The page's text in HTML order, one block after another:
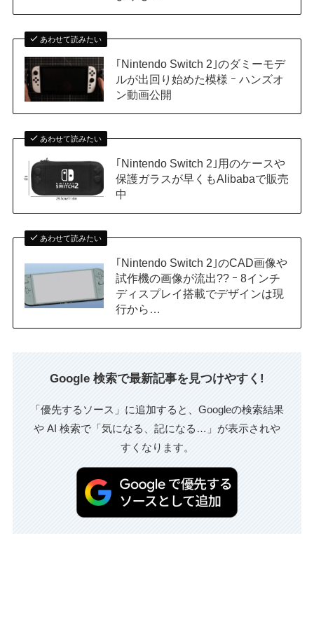
あわせて読みたい
｢Nintendo Switch 2｣のダミーモデ
ルが出回り始めた模様 ｰ ハンズオ
ン動画公開
あわせて読みたい
｢Nintendo Switch 2｣用のケースや
保護ガラスが早くもAlibabaで販売
中
あわせて読みたい
｢Nintendo Switch 2｣のCAD画像や
試作機の画像が流出?? ｰ 8インチ
ディスプレイ搭載でデザインは現
行から…
Google 検索で最新記事を見つけやすく!
「優先するソース」に追加すると、Googleの検索結果
や AI 検索で「気になる、記になる…」が表示されや
すくなります。